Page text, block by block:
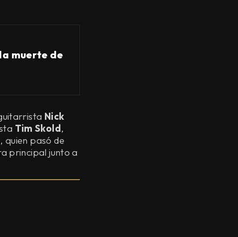
muerte de
Nick
Tim Skold,
, quien pasó de
principal junto a